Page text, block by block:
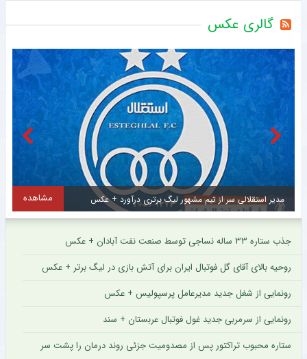
گالری عکس
مهدی طارمی برای ستاره اینتر پیام فرستاد + عکس مشاهده
جذب ستاره ۳۳ ساله نساجی توسط صنعت نفت آبادان + عکس
روحیه بالای آقای گل فوتبال ایران برای آتش بازی در لیگ برتر + عکس
رونمایی از شغل جدید مدیرعامل پرسپولیس + عکس
رونمایی از سرمربی جدید غول فوتبال عربستان + سند
ستاره محبوب تراکتور پس از مصدومیت جزئی روند درمان را پشت سر